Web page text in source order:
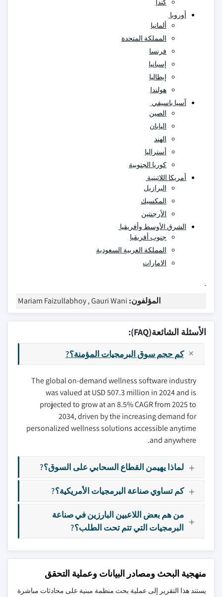
كندا
أوروبا
ألمانيا
المملكة المتحدة
فرنسا
إسبانيا
إيطاليا
هولندا
آسيا باسيفي
الصين
اليابان
الهند
أستراليا
كوريا الجنوبية
أمريكا اللاتينية
البرازيل
المكسيك
الأرجنتين
الشرق الأوسط وأفريقيا
جنوب أفريقيا
المملكة العربية السعودية
الامارات
المؤلفون: Mariam Faizullabhoy , Gauri Wani
الأسئلة الشائعة(FAQ):
كم حجم سوق البرمجيات المؤمنة؟?
The global on-demand wellness software industry
was valued at USD 507.3 million in 2024 and is
projected to grow at an 8.5% CAGR from 2025 to
2034, driven by the increasing demand for
personalized wellness solutions accessible anytime
and anywhere.
لماذا يهيمن القطاع السحابي على السوق؟?
كم تساوي صناعة البرمجيات الأمريكية؟?
من هم بعض اللاعبين البارزين في صناعة
البرمجيات التي تتم تحت الطلب؟?
منهجية البحث ومصادر البيانات وعملية التحقق
يستند هذا التقرير إلى عملية بحث منظمة مبنية على محادثات مباشرة